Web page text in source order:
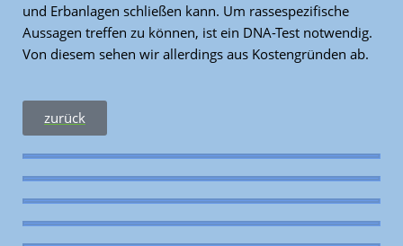
und Erbanlagen schließen kann. Um rassespezifische
Aussagen treffen zu können, ist ein DNA-Test notwendig.
Von diesem sehen wir allerdings aus Kostengründen ab.
zurück